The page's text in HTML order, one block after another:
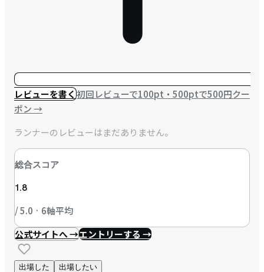
レビューを書く初回レビューで100pt・500ptで500円クー
ポン→
ランナーのレビューはまだありません。
総合スコア
1.8
/ 5.0 · 6軸平均
公式サイトへ →エントリーする →
出場した 出場したい